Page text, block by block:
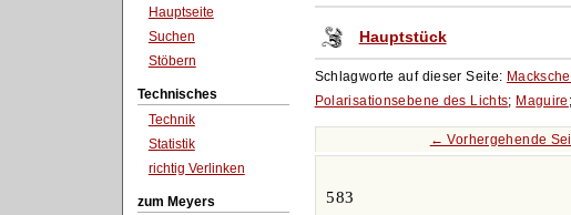
Hauptseite
Suchen
Stöbern
Technisches
Technik
Statistik
richtig Verlinken
zum Meyers
Hauptstück
Schlagworte auf dieser Seite:
Polarisationsebene des Lichts; Maguire ;
← Vorhergehende
583